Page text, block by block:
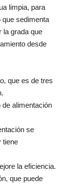
limpia, para
sedimenta
la grada que
desde
que es de tres
alimentación
se
tiene
la eficiencia.
que puede